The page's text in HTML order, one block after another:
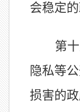
会稳定
第
隐私等
损害的